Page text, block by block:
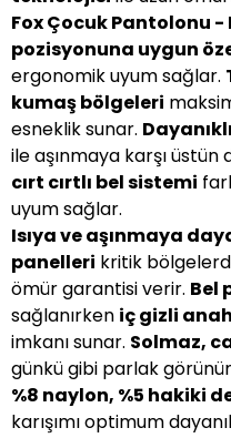
Fox Çocuk Pantolonu
pozisyonuna uygun
ergonomik uyum sağlar.
kumaş bölgeleri
esneklik sunar.
ile aşınmaya karşı
cırt cırtlı bel sistemi
uyum sağlar.
Isıya ve aşınmaya
panelleri kritik
ömür garantisi verir. Bel
sağlanırken iç gizli
imkanı sunar. Solmaz,
günkü gibi parlak
%8 naylon, %5 hakiki
karışımı optimum